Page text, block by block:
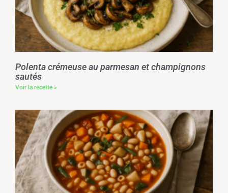
Polenta crémeuse au parmesan et champignons
sautés
Voir la recette »